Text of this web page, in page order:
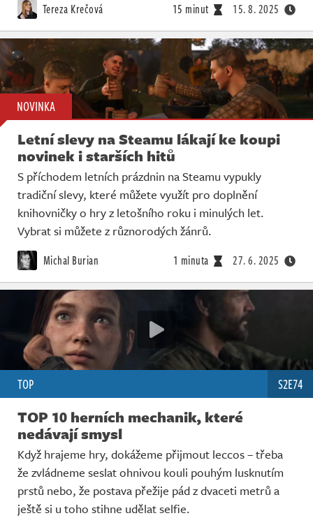
Tereza Krečová 15 minut 15. 8. 2025
NOVINKA
Letní slevy na Steamu lákají ke koupi
novinek i starších hitů
S příchodem letních prázdnin na Steamu vypukly
tradiční slevy, které můžete využít pro doplnění
knihovničky o hry z letošního roku i minulých let.
Vybrat si můžete z různorodých žánrů.
Michal Burian 1 minuta 27. 6. 2025
TOP S2E74
TOP 10 herních mechanik, které
nedávají smysl
Když hrajeme hry, dokážeme přijmout leccos – třeba
že zvládneme seslat ohnivou kouli pouhým lusknutím
prstů nebo, že postava přežije pád z dvaceti metrů a
ještě si u toho stihne udělat selfie.